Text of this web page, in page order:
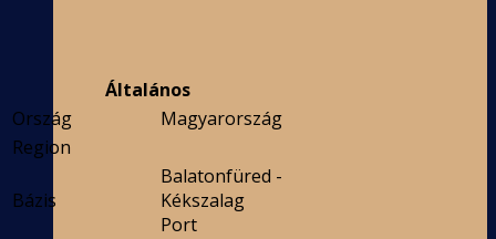
Általános
Ország
Magyarország
Region
Bázis
Balatonfüred -
Kékszalag
Port